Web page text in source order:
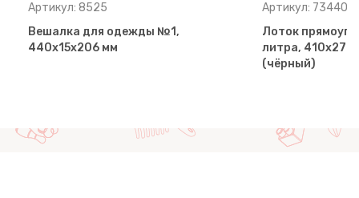
Артикул: 8525
Вешалка для одежды №1,
440х15х206 мм
Артикул: 73440
Лоток
литра,
(чёрный)